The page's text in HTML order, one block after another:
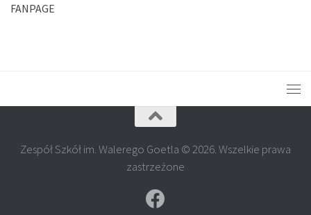
FANPAGE
Zespół Szkół im. Walerego Goetla © 2026. Wszelkie prawa
zastrzeżone